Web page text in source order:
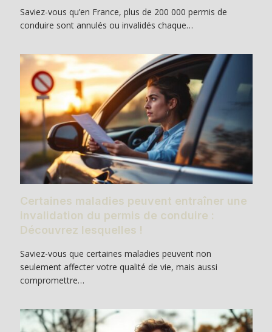
Saviez-vous qu’en France, plus de 200 000 permis de
conduire sont annulés ou invalidés chaque…
Certaines maladies peuvent entraîner une
invalidation du permis de conduire :
Découvrez lesquelles !
Saviez-vous que certaines maladies peuvent non
seulement affecter votre qualité de vie, mais aussi
compromettre…